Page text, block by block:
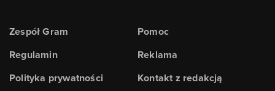
Zespół Gram
Regulamin
Polityka prywatności
Pomoc
Reklama
Kontakt z redakcją